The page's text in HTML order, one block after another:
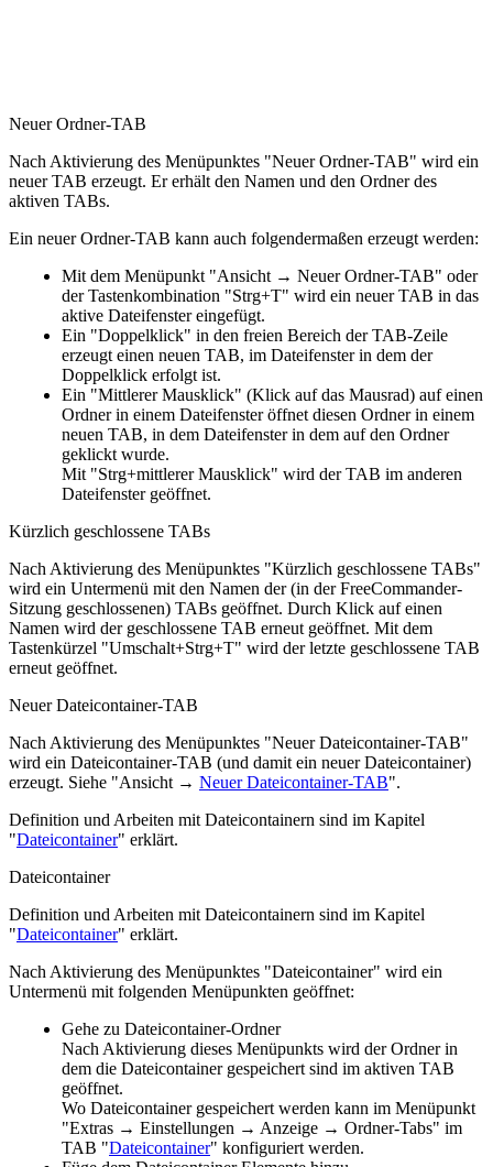
Neuer Ordner-TAB
Nach Aktivierung des Menüpunktes "Neuer Ordner-TAB" wird ein
neuer TAB erzeugt. Er erhält den Namen und den Ordner des
aktiven TABs.
Ein neuer Ordner-TAB kann auch folgendermaßen erzeugt werden:
Mit dem Menüpunkt "Ansicht → Neuer Ordner-TAB" oder
der Tastenkombination "Strg+T" wird ein neuer TAB in das
aktive Dateifenster eingefügt.
Ein "Doppelklick" in den freien Bereich der TAB-Zeile
erzeugt einen neuen TAB, im Dateifenster in dem der
Doppelklick erfolgt ist.
Ein "Mittlerer Mausklick" (Klick auf das Mausrad) auf einen
Ordner in einem Dateifenster öffnet diesen Ordner in einem
neuen TAB, in dem Dateifenster in dem auf den Ordner
geklickt wurde.
Mit "Strg+mittlerer Mausklick" wird der TAB im anderen
Dateifenster geöffnet.
Kürzlich geschlossene TABs
Nach Aktivierung des Menüpunktes "Kürzlich geschlossene TABs"
wird ein Untermenü mit den Namen der (in der FreeCommander-
Sitzung geschlossenen) TABs geöffnet. Durch Klick auf einen
Namen wird der geschlossene TAB erneut geöffnet. Mit dem
Tastenkürzel "Umschalt+Strg+T" wird der letzte geschlossene TAB
erneut geöffnet.
Neuer Dateicontainer-TAB
Nach Aktivierung des Menüpunktes "Neuer Dateicontainer-TAB"
wird ein Dateicontainer-TAB (und damit ein neuer Dateicontainer)
erzeugt. Siehe "Ansicht → Neuer Dateicontainer-TAB".
Definition und Arbeiten mit Dateicontainern sind im Kapitel
"Dateicontainer" erklärt.
Dateicontainer
Definition und Arbeiten mit Dateicontainern sind im Kapitel
"Dateicontainer" erklärt.
Nach Aktivierung des Menüpunktes "Dateicontainer" wird ein
Untermenü mit folgenden Menüpunkten geöffnet:
Gehe zu Dateicontainer-Ordner
Nach Aktivierung dieses Menüpunkts wird der Ordner in
dem die Dateicontainer gespeichert sind im aktiven TAB
geöffnet.
Wo Dateicontainer gespeichert werden kann im Menüpunkt
"Extras → Einstellungen → Anzeige → Ordner-Tabs" im
TAB "Dateicontainer" konfiguriert werden.